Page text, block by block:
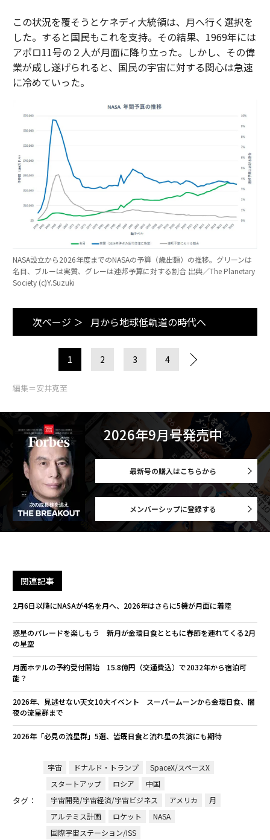
この状況を覆そうとケネディ大統領は、月へ行く選択を
した。すると国民もこれを支持。その結果、1969年には
アポロ11号の２人が月面に降り立った。しかし、その偉
業が成し遂げられると、国民の宇宙に対する関心は急速
に冷めていった。
NASA設立から2026年度までのNASAの予算（歳出額）の推移。グリーンは
名目、ブルーは実質、グレーは連邦予算に対する割合 出典／The Planetary
Society (c)Y.Suzuki
次ページ ＞ 月から地球低軌道の時代へ
1 2 3 4
編集＝安井克至
2026年9月号発売中
最新号の購入はこちらから
メンバーシップに登録する
関連記事
2月6日以降にNASAが4名を月へ、2026年はさらに5機が月面に着陸
惑星のパレードを楽しもう 新月が金環日食とともに春節を連れてくる2月
の星空
月面ホテルの予約受付開始 15.8億円（交通費込）で2032年から宿泊可
能？
2026年、見逃せない天文10大イベント スーパームーンから金環日食、闇
夜の流星群まで
2026年「必見の流星群」5選、皆既日食と流れ星の共演にも期待
タグ：
宇宙 ドナルド・トランプ
SpaceX/スペースX
スタートアップ
ロシア
中国
宇宙開発/宇宙経済/宇宙ビジネス
アメリカ
月
アルテミス計画
ロケット
NASA
国際宇宙ステーション/ISS